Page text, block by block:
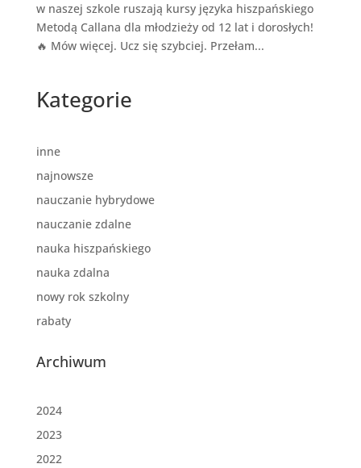
w naszej szkole ruszają kursy języka hiszpańskiego
Metodą Callana dla młodzieży od 12 lat i dorosłych!
🔥 Mów więcej. Ucz się szybciej. Przełam...
Kategorie
inne
najnowsze
nauczanie hybrydowe
nauczanie zdalne
nauka hiszpańskiego
nauka zdalna
nowy rok szkolny
rabaty
Archiwum
2024
2023
2022